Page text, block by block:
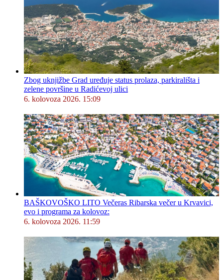
Zbog uknjižbe Grad uređuje status prolaza, parkirališta i
zelene površine u Radićevoj ulici
6. kolovoza 2026. 15:09
BAŠKOVOŠKO LITO Večeras Ribarska večer u Krvavici,
evo i programa za kolovoz:
6. kolovoza 2026. 11:59